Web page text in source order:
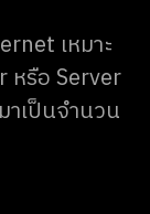
เหมาะ
หรือ Server
เป็นจำนวน